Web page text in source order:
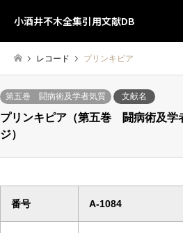
小酒井不木全集引用文献DB
レコード プリンキピア
第五巻 闘病術及学者気質 文献名
プリンキピア（第五巻 闘病術及学
ジ）
番号 A-1084